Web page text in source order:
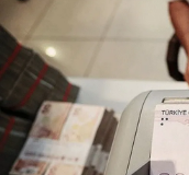
YEREL